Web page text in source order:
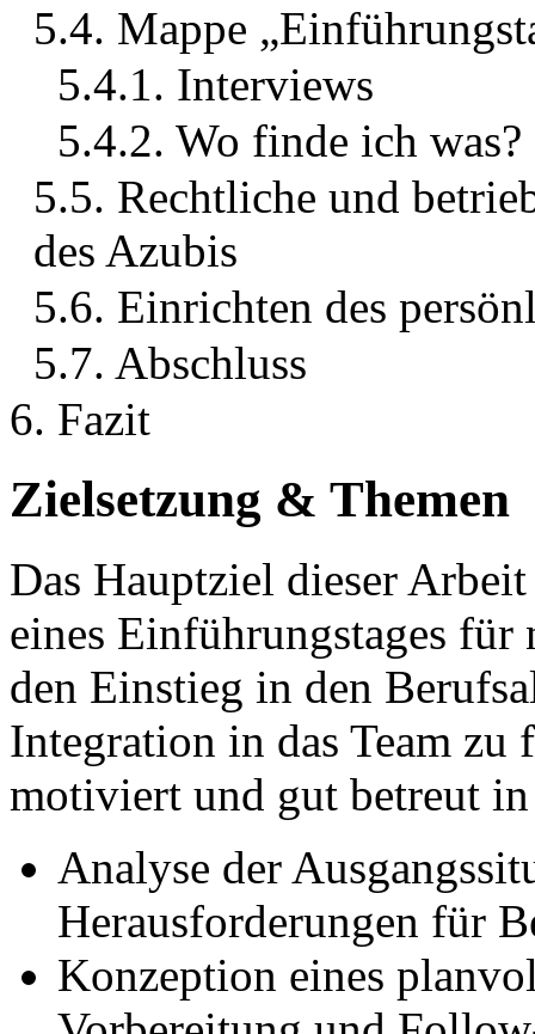
5.4. Mappe
5.4.1. Interviews
5.4.2. Wo finde ich was?
5.5. Rechtliche und
des Azubis
5.6. Einrichten des
5.7. Abschluss
6. Fazit
Zielsetzung & Themen
Das Hauptziel dieser
eines Einführungstages für
den Einstieg in den
Integration in das Team
motiviert und gut betreut
Analyse der
Herausforderungen für
Konzeption eines